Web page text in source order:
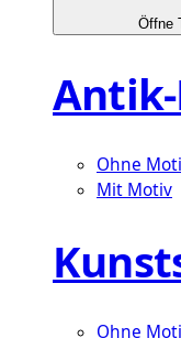
Öffne
Ohne
Mit Motiv
Ohne